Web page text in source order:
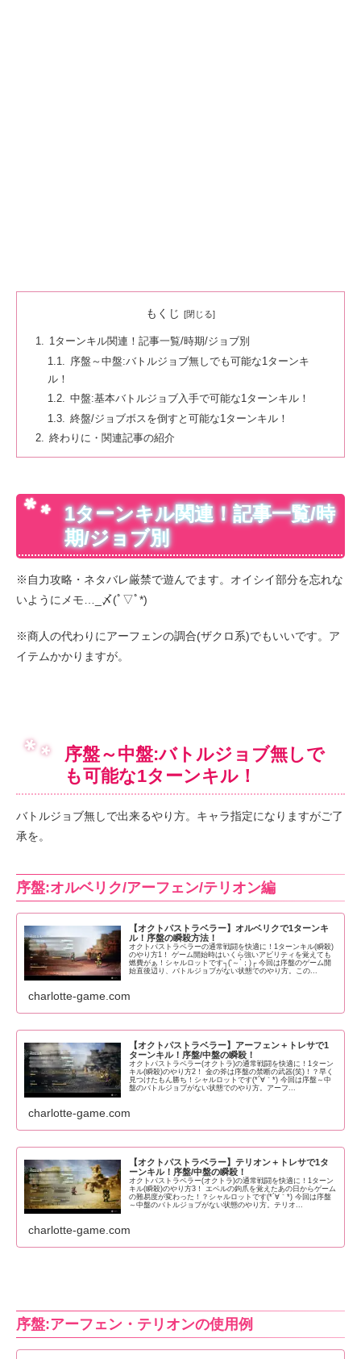
もくじ
1ターンキル関連！記事一覧/時期/ジョブ別
序盤～中盤:バトルジョブ無しでも可能な1ターンキ
ル！
中盤:基本バトルジョブ入手で可能な1ターンキル！
終盤/ジョブボスを倒すと可能な1ターンキル！
終わりに・関連記事の紹介
1ターンキル関連！記事一覧/時
期/ジョブ別
※自力攻略・ネタバレ厳禁で遊んでます。オイシイ部分を忘れな
いようにメモ…_〆(ﾟ▽ﾟ*)
※商人の代わりにアーフェンの調合(ザクロ系)でもいいです。ア
イテムかかりますが。
序盤～中盤:バトルジョブ無しで
も可能な1ターンキル！
バトルジョブ無しで出来るやり方。キャラ指定になりますがご了
承を。
序盤:オルベリク/アーフェン/テリオン編
【オクトパストラベラー】オルベリクで1ターンキ
ル！序盤の瞬殺方法！
オクトパストラベラーの通常戦闘を快適に！1ターンキル(瞬殺)
のやり方1！ ゲーム開始時はいくら強いアビリティを覚えても
燃費がぁ！シャルロットです┐('～`；)┌ 今回は序盤のゲーム開
始直後辺り、バトルジョブがない状態でのやり方。この...
charlotte-game.com
【オクトパストラベラー】アーフェン＋トレサで1
ターンキル！序盤/中盤の瞬殺！
オクトパストラベラー(オクトラ)の通常戦闘を快適に！1ターン
キル(瞬殺)のやり方2！ 金の斧は序盤の禁断の武器(笑)！？早く
見つけたもん勝ち！シャルロットです(*´∀｀*) 今回は序盤～中
盤のバトルジョブがない状態でのやり方。アーフ...
charlotte-game.com
【オクトパストラベラー】テリオン＋トレサで1タ
ーンキル！序盤/中盤の瞬殺！
オクトパストラベラー(オクトラ)の通常戦闘を快適に！1ターン
キル(瞬殺)のやり方3！ エベルの鉤爪を覚えたあの日からゲーム
の難易度が変わった！？シャルロットです(*´∀｀*) 今回は序盤
～中盤のバトルジョブがない状態のやり方。テリオ...
charlotte-game.com
序盤:アーフェン・テリオンの使用例